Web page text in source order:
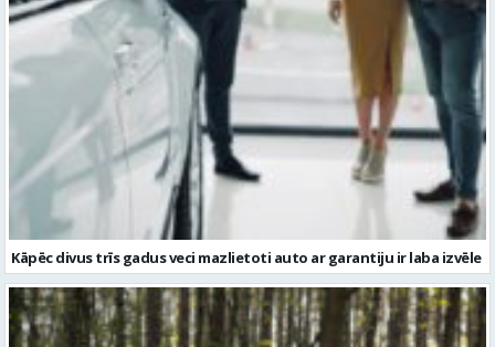
Kāpēc divus trīs gadus veci mazlietoti auto ar garantiju ir laba izvēle